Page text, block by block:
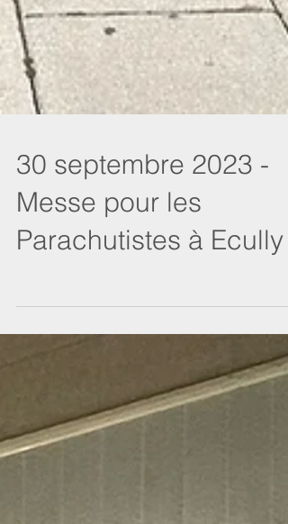
30 septembre 2023 -
Parachutistes à Ecully